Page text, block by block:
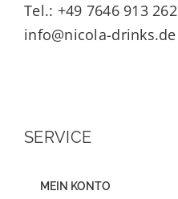
Tel.: +49 7646 913 262
info@nicola-drinks.de
SERVICE
MEIN KONTO